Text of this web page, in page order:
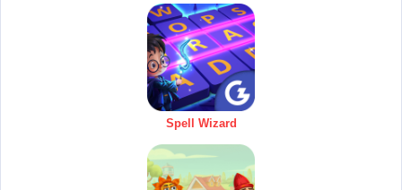
Spell Wizard